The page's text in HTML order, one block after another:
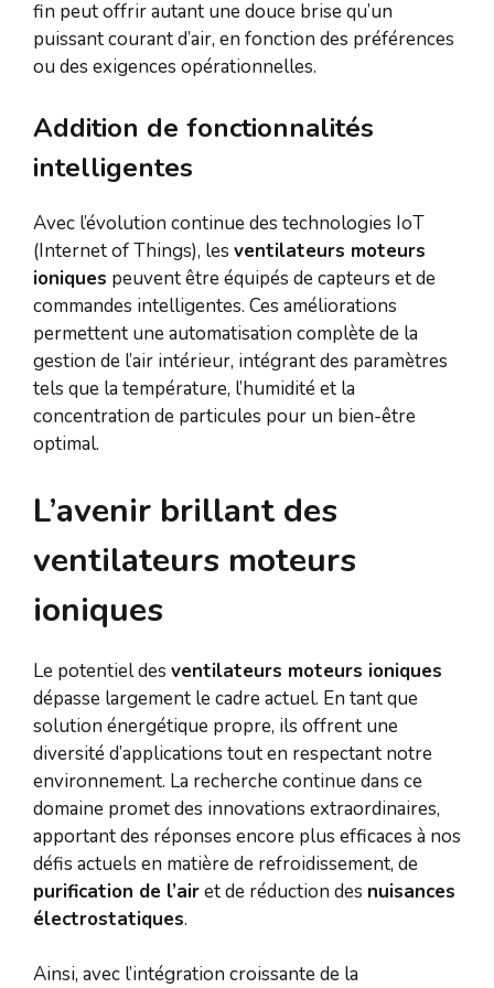
fin peut offrir autant une douce brise qu’un
puissant courant d’air, en fonction des préférences
ou des exigences opérationnelles.
Addition de fonctionnalités
intelligentes
Avec l’évolution continue des technologies IoT
(Internet of Things), les ventilateurs moteurs
ioniques peuvent être équipés de capteurs et de
commandes intelligentes. Ces améliorations
permettent une automatisation complète de la
gestion de l’air intérieur, intégrant des paramètres
tels que la température, l’humidité et la
concentration de particules pour un bien-être
optimal.
L’avenir brillant des
ventilateurs moteurs
ioniques
Le potentiel des ventilateurs moteurs ioniques
dépasse largement le cadre actuel. En tant que
solution énergétique propre, ils offrent une
diversité d’applications tout en respectant notre
environnement. La recherche continue dans ce
domaine promet des innovations extraordinaires,
apportant des réponses encore plus efficaces à nos
défis actuels en matière de refroidissement, de
purification de l’airet de réduction des nuisances
électrostatiques.
Ainsi, avec l’intégration croissante de la